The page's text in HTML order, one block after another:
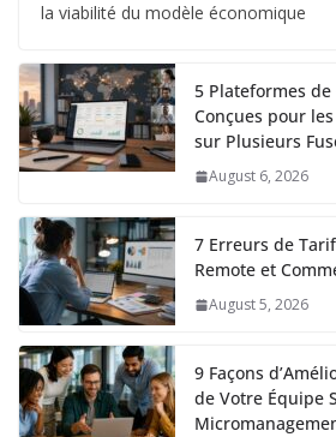
la viabilité du modèle économique
5 Plateformes
Conçues pour
sur Plusieurs
August 6, 2026
7 Erreurs de
Remote et
August 5, 2026
9 Façons
de Votre Équipe